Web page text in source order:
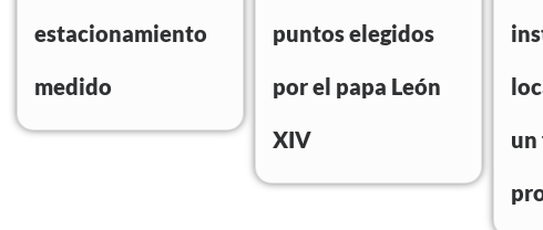
estacionamiento
medido
puntos elegidos
por el papa León
XIV
un